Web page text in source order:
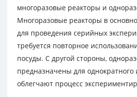
многоразовые реакторы и
Многоразовые реакторы в
для проведения серийных
требуется повторное
посуды. С другой стороны,
предназначены для однократного
облегчают процесс